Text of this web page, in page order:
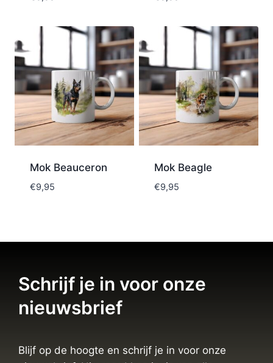
Mok Beauceron
€9,95
Mok Beagle
€9,95
Schrijf je in voor onze
nieuwsbrief
Blijf op de hoogte en schrijf je in voor onze